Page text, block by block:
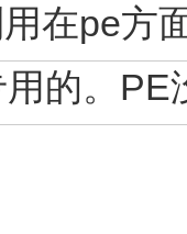
在pe方
的。PE